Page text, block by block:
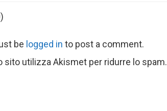
be logged in to post a comment.
sito utilizza Akismet per ridurre lo spam.